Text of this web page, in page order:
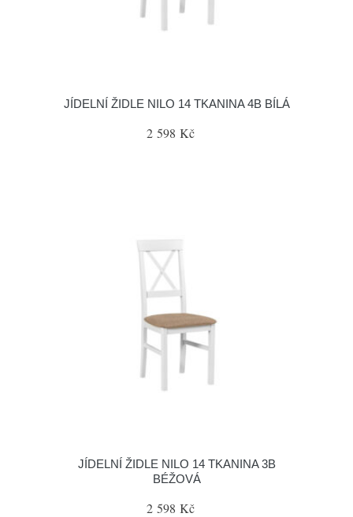
JÍDELNÍ ŽIDLE NILO 14 TKANINA 4B BÍLÁ
2 598 Kč
JÍDELNÍ ŽIDLE NILO 14 TKANINA 3B
BÉŽOVÁ
2 598 Kč